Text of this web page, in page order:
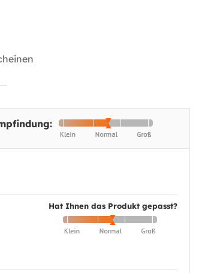
Hat Ihnen das Produkt gepasst?